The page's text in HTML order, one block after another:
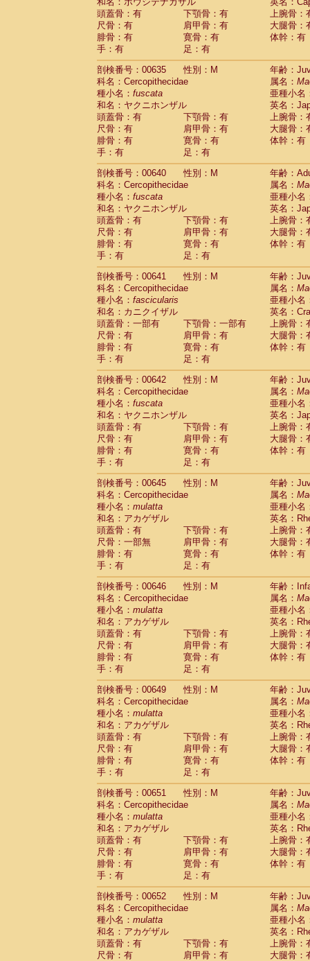
頭蓋骨：有
下顎骨：有
上腕骨：
尺骨：有
肩甲骨：有
大腿骨：
腓骨：有
寛骨：有
体幹：有
手：有
足：有
剖検番号：00635
性別：M
年齢：
科名：Cercopithecidae
属名：
種小名： fuscata
亜種小名
和名：ヤクニホンザル
英名：
頭蓋骨：有
下顎骨：有
上腕骨：
尺骨：有
肩甲骨：有
大腿骨：
腓骨：有
寛骨：有
体幹：有
手：有
足：有
剖検番号：00640
性別：M
年齢：
科名：Cercopithecidae
属名：
種小名： fuscata
亜種小名
和名：ヤクニホンザル
英名：
頭蓋骨：有
下顎骨：有
上腕骨：
尺骨：有
肩甲骨：有
大腿骨：
腓骨：有
寛骨：有
体幹：有
手：有
足：有
剖検番号：00641
性別：M
年齢：
科名：Cercopithecidae
属名：
種小名： fascicularis
亜種小名
和名：カニクイザル
英名：
頭蓋骨：一部有
下顎骨：一部有
上腕骨：
尺骨：有
肩甲骨：有
大腿骨：
腓骨：有
寛骨：有
体幹：有
手：有
足：有
剖検番号：00642
性別：M
年齢：
科名：Cercopithecidae
属名：
種小名： fuscata
亜種小名
和名：ヤクニホンザル
英名：
頭蓋骨：有
下顎骨：有
上腕骨：
尺骨：有
肩甲骨：有
大腿骨：
腓骨：有
寛骨：有
体幹：有
手：有
足：有
剖検番号：00645
性別：M
年齢：
科名：Cercopithecidae
属名：
種小名： mulatta
亜種小名
和名：アカゲザル
英名：
頭蓋骨：有
下顎骨：有
上腕骨：
尺骨：一部無
肩甲骨：有
大腿骨：
腓骨：有
寛骨：有
体幹：有
手：有
足：有
剖検番号：00646
性別：M
年齢：
科名：Cercopithecidae
属名：
種小名： mulatta
亜種小名
和名：アカゲザル
英名：
頭蓋骨：有
下顎骨：有
上腕骨：
尺骨：有
肩甲骨：有
大腿骨：
腓骨：有
寛骨：有
体幹：有
手：有
足：有
剖検番号：00649
性別：M
年齢：
科名：Cercopithecidae
属名：
種小名： mulatta
亜種小名
和名：アカゲザル
英名：
頭蓋骨：有
下顎骨：有
上腕骨：
尺骨：有
肩甲骨：有
大腿骨：
腓骨：有
寛骨：有
体幹：有
手：有
足：有
剖検番号：00651
性別：M
年齢：
科名：Cercopithecidae
属名：
種小名： mulatta
亜種小名
和名：アカゲザル
英名：
頭蓋骨：有
下顎骨：有
上腕骨：
尺骨：有
肩甲骨：有
大腿骨：
腓骨：有
寛骨：有
体幹：有
手：有
足：有
剖検番号：00652
性別：M
年齢：
科名：Cercopithecidae
属名：
種小名： mulatta
亜種小名
和名：アカゲザル
英名：
頭蓋骨：有
下顎骨：有
上腕骨：
尺骨：有
肩甲骨：有
大腿骨：